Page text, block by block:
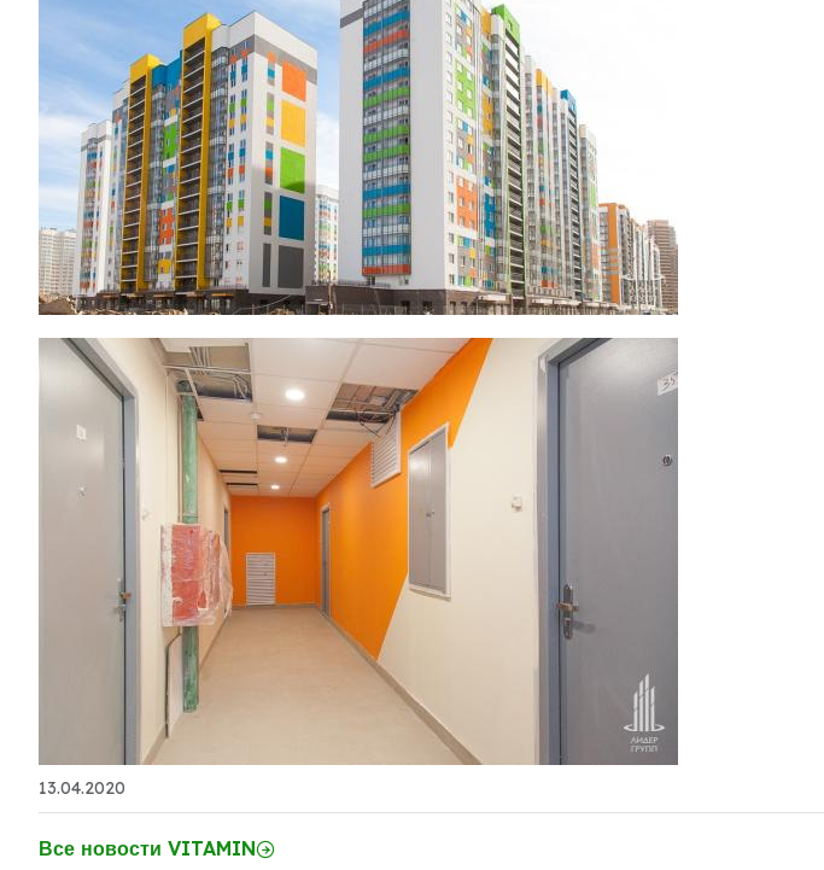
13.04.2020
Все новости VITAMIN